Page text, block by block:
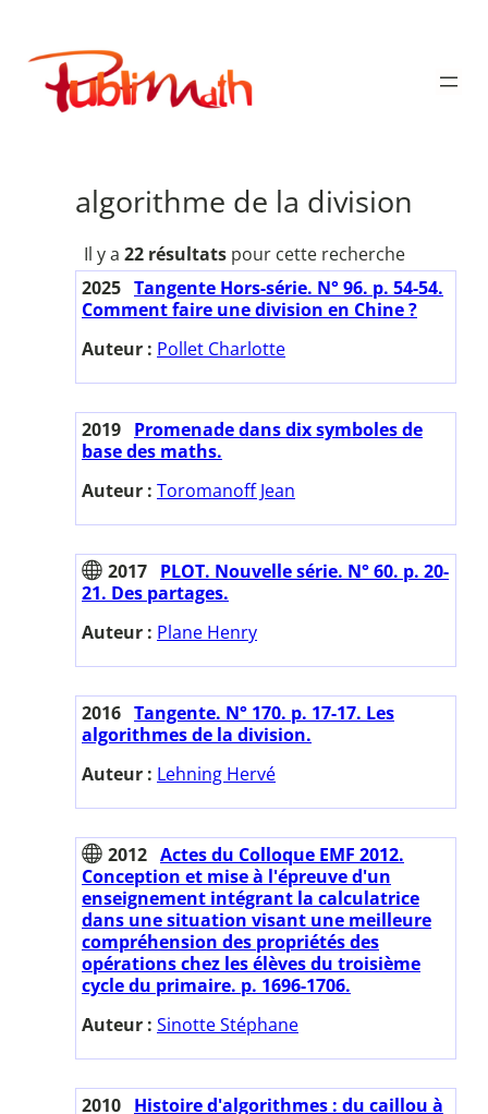
contenu
Publimath
algorithme de la division
Il y a 22 résultatspour cette recherche
2025 Tangente Hors-série. N° 96. p. 54-54.
Comment faire une division en Chine ?
Auteur : Pollet Charlotte
2019 Promenade dans dix symboles de
base des maths.
Auteur : Toromanoff Jean
2017 PLOT. Nouvelle série. N° 60. p. 20-
21. Des partages.
Auteur : Plane Henry
2016 Tangente. N° 170. p. 17-17. Les
algorithmes de la division.
Auteur : Lehning Hervé
2012 Actes du Colloque EMF 2012.
Conception et mise à l'épreuve d'un
enseignement intégrant la calculatrice
dans une situation visant une meilleure
compréhension des propriétés des
opérations chez les élèves du troisième
cycle du primaire. p. 1696-1706.
Auteur : Sinotte Stéphane
2010 Histoire d'algorithmes : du caillou à